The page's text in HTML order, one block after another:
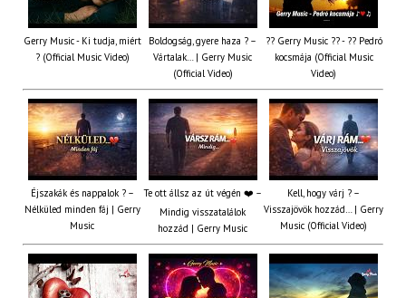
Gerry Music - Ki tudja, miért
? (Official Music Video)
Boldogság, gyere haza ? –
Vártalak… | Gerry Music
(Official Video)
?? Gerry Music ?? - ?? Pedró
kocsmája (Official Music
Video)
Éjszakák és nappalok ? –
Nélküled minden fáj | Gerry
Music
Te ott állsz az út végén ❤️ –
Mindig visszatalálok
hozzád | Gerry Music
Kell, hogy várj ? –
Visszajövök hozzád… | Gerry
Music (Official Video)